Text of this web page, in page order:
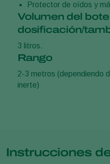
Protector de oídos y
Volumen del
dosificación/
3 litros.
Rango
2-3 metros (dependiendo
inerte)
Instrucciones